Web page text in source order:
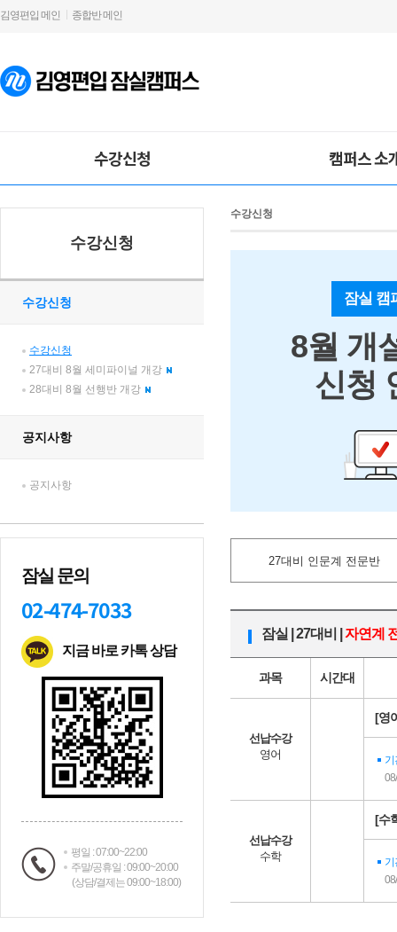
김영편입 메인 종합반 메인
수강신청 캠퍼스 소
수강신청
수강신청
수강신청
27대비 8월 세미파이널 개강
28대비 8월 선행반 개강
공지사항
공지사항
잠실 문의
02-474-7033
지금 바로 카톡 상담
평일 : 07:00~22:00
주말/공휴일 : 09:00~20:00
(상담/결제는 09:00~18:00)
수강신청
잠실 캠
8월 개
신청
27대비 인문계 전문반
잠실 | 27대비 | 자연계
과목 시간대
선납수강
영어
[영
기
선납수강
수학
[수
기